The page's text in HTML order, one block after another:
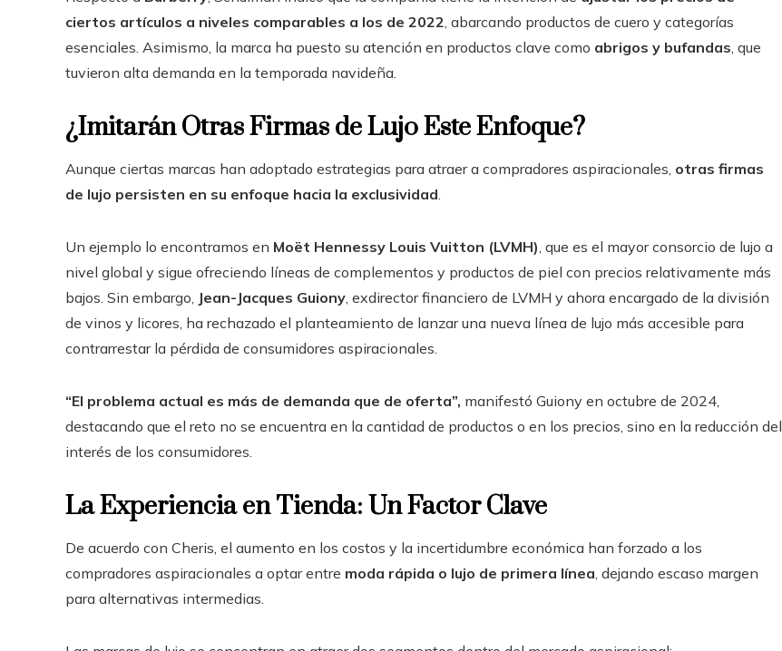
ciertos artículos a niveles comparables a los de 2022, abarcando productos de cuero y categorías
esenciales. Asimismo, la marca ha puesto su atención en productos clave como abrigos y bufandas, que
tuvieron alta demanda en la temporada navideña.
¿Imitarán Otras Firmas de Lujo Este Enfoque?
Aunque ciertas marcas han adoptado estrategias para atraer a compradores aspiracionales, otras firmas
de lujo persisten en su enfoque hacia la exclusividad.
Un ejemplo lo encontramos en Moët Hennessy Louis Vuitton (LVMH), que es el mayor consorcio de lujo a
nivel global y sigue ofreciendo líneas de complementos y productos de piel con precios relativamente más
bajos. Sin embargo, Jean-Jacques Guiony, exdirector financiero de LVMH y ahora encargado de la división
de vinos y licores, ha rechazado el planteamiento de lanzar una nueva línea de lujo más accesible para
contrarrestar la pérdida de consumidores aspiracionales.
“El problema actual es más de demanda que de oferta”, manifestó Guiony en octubre de 2024,
destacando que el reto no se encuentra en la cantidad de productos o en los precios, sino en la reducción del
interés de los consumidores.
La Experiencia en Tienda: Un Factor Clave
De acuerdo con Cheris, el aumento en los costos y la incertidumbre económica han forzado a los
compradores aspiracionales a optar entre moda rápida o lujo de primera línea, dejando escaso margen
para alternativas intermedias.